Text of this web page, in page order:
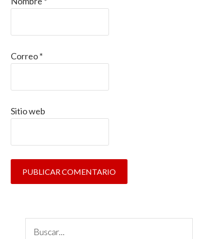
Correo*
Sitio web
Sidebar